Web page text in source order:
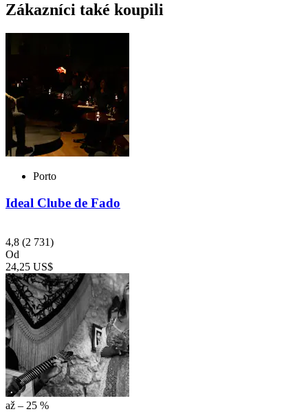
Zákazníci také koupili
Porto
Ideal Clube de Fado
4,8 (2 731)
Od
24,25 US$
až – 25 %